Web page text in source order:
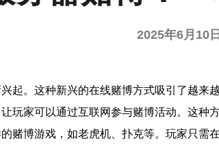
2025年6月10日
起。这种新兴的在线赌博方式吸引了越来
玩家可以通过互联网参与赌博活动。这种
赌博游戏，如老虎机、扑克等。玩家只需